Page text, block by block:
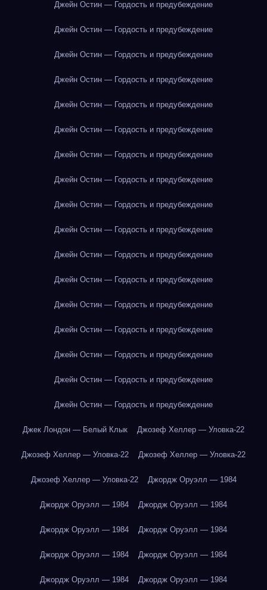
Джейн Остин — Гордость и предубеждение
Джейн Остин — Гордость и предубеждение
Джейн Остин — Гордость и предубеждение
Джейн Остин — Гордость и предубеждение
Джейн Остин — Гордость и предубеждение
Джейн Остин — Гордость и предубеждение
Джейн Остин — Гордость и предубеждение
Джейн Остин — Гордость и предубеждение
Джейн Остин — Гордость и предубеждение
Джейн Остин — Гордость и предубеждение
Джейн Остин — Гордость и предубеждение
Джейн Остин — Гордость и предубеждение
Джейн Остин — Гордость и предубеждение
Джейн Остин — Гордость и предубеждение
Джейн Остин — Гордость и предубеждение
Джейн Остин — Гордость и предубеждение
Джейн Остин — Гордость и предубеждение
Джек Лондон — Белый Клык Джозеф Хеллер — Уловка-22
Джозеф Хеллер — Уловка-22 Джозеф Хеллер — Уловка-22
Джозеф Хеллер — Уловка-22 Джордж Оруэлл — 1984
Джордж Оруэлл — 1984 Джордж Оруэлл — 1984
Джордж Оруэлл — 1984 Джордж Оруэлл — 1984
Джордж Оруэлл — 1984 Джордж Оруэлл — 1984
Джордж Оруэлл — 1984 Джордж Оруэлл — 1984